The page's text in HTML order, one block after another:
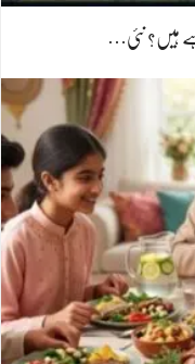
ہیں؟ نئی…